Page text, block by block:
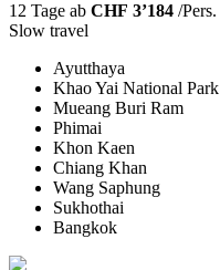
12 Tage ab CHF 3’184 /Pers.
Slow travel
Ayutthaya
Khao Yai National Park
Mueang Buri Ram
Phimai
Khon Kaen
Chiang Khan
Wang Saphung
Sukhothai
Bangkok